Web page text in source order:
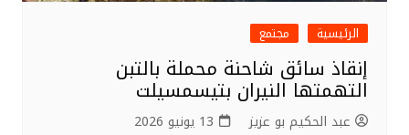
الرئيسية مجتمع
إنقاذ سائق شاحنة محملة بالتبن
التهمتها النيران بتيسمسيلت
عبد الحكيم بو عزيز 13 يونيو 2026